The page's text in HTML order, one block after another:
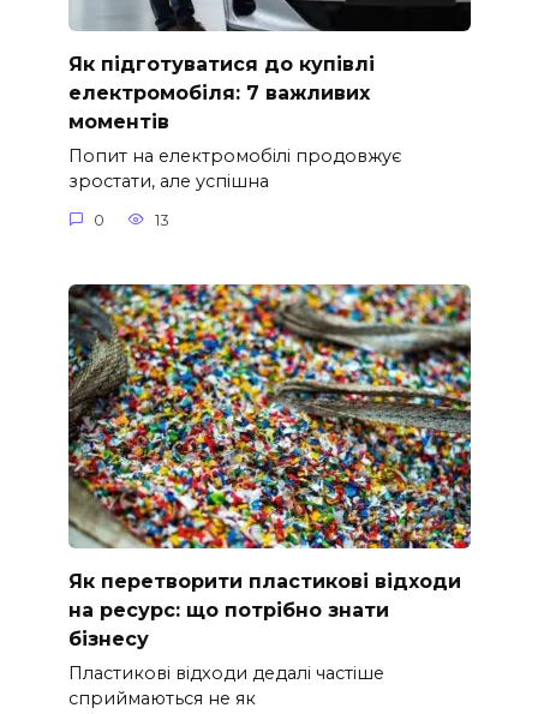
Як підготуватися до купівлі
електромобіля: 7 важливих
моментів
Попит на електромобілі продовжує
зростати, але успішна
0 13
Як перетворити пластикові відходи
на ресурс: що потрібно знати
бізнесу
Пластикові відходи дедалі частіше
сприймаються не як